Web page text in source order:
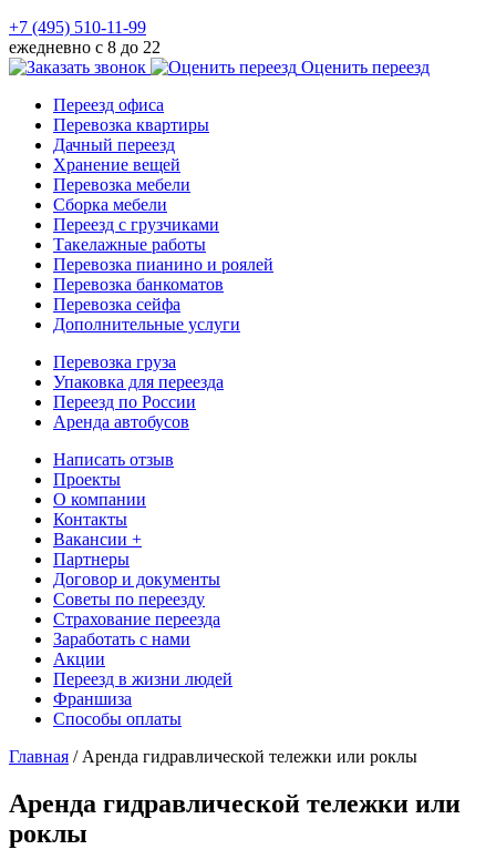
+7 (495) 510-11-99
ежедневно с 8 до 22
Оценить переезд
Переезд офиса
Перевозка квартиры
Дачный переезд
Хранение вещей
Перевозка мебели
Сборка мебели
Переезд с грузчиками
Такелажные работы
Перевозка пианино и роялей
Перевозка банкоматов
Перевозка сейфа
Дополнительные услуги
Перевозка груза
Упаковка для переезда
Переезд по России
Аренда автобусов
Написать отзыв
Проекты
О компании
Контакты
Вакансии +
Партнеры
Договор и документы
Советы по переезду
Страхование переезда
Заработать с нами
Акции
Переезд в жизни людей
Франшиза
Способы оплаты
Главная / Аренда гидравлической тележки или роклы
Аренда гидравлической тележки или
роклы